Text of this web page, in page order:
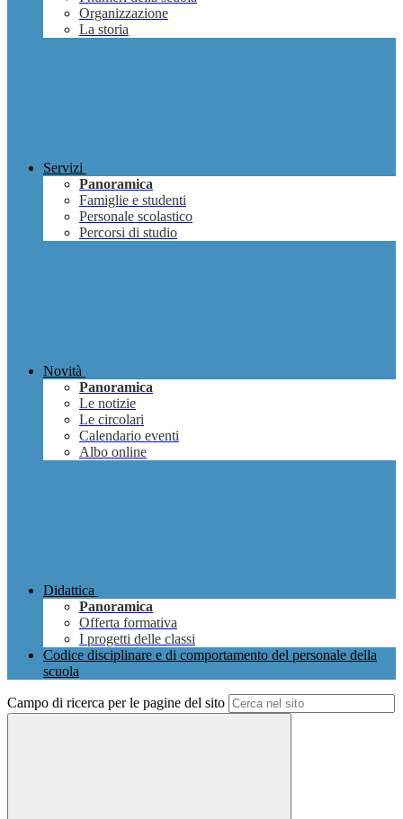
Organizzazione
La storia
Servizi
Panoramica
Famiglie e studenti
Personale scolastico
Percorsi di studio
Novità
Panoramica
Le notizie
Le circolari
Calendario eventi
Albo online
Didattica
Panoramica
Offerta formativa
I progetti delle classi
Codice disciplinare e di comportamento del personale della
scuola
Campo di ricerca per le pagine del sito